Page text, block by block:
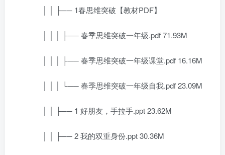
│ │ ├── 1春思维突破【教材PDF】
│ │ │ ├── 春季思维突破一年级.pdf 71.93M
│ │ │ ├── 春季思维突破一年级课堂.pdf 16.16M
│ │ │ └── 春季思维突破一年级自我.pdf 23.09M
│ │ ├── 1 好朋友，手拉手.ppt 23.62M
│ │ ├── 2 我的双重身份.ppt 30.36M